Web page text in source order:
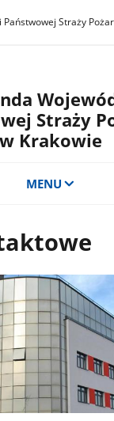
Państwowej Straży
Straży
w Krakowie
MENU